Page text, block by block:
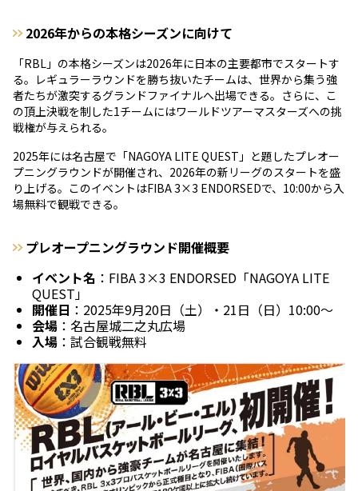
2026年からの本格シーズンに向けて
「RBL」の本格シーズンは2026年に日本の主要都市でスタートす
る。レギュラーラウンドを勝ち抜いたチームは、世界から集う強
者たちが激突するグランドファイナルへ出場できる。さらに、こ
の頂上決戦を制した1チームにはワールドツアーマスターズへの挑
戦権が与えられる。
2025年には名古屋で「NAGOYA LITE QUEST」と題したプレオー
プニングラウンドが開催され、2026年の新リーグのスタートを盛
り上げる。このイベントはFIBA 3×3 ENDORSEDで、10:00から入
場無料で観戦できる。
プレオープニングラウンド開催概要
イベント名 ：FIBA 3×3 ENDORSED「NAGOYA LITE
QUEST」
開催日 ：2025年9月20日（土）・21日（日）10:00～
会場 ：名古屋城二之丸広場
入場 ：試合観戦無料